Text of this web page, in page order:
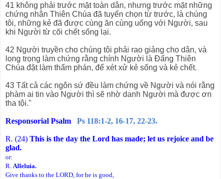
41 không phải trước mặt toàn dân, nhưng trước mặt những
chứng nhân Thiên Chúa đã tuyển chọn từ trước, là chúng
tôi, những kẻ đã được cùng ăn cùng uống với Người, sau
khi Người từ cõi chết sống lại.
42 Người truyền cho chúng tôi phải rao giảng cho dân, và
long trọng làm chứng rằng chính Người là Đấng Thiên
Chúa đặt làm thẩm phán, để xét xử kẻ sống và kẻ chết.
43 Tất cả các ngôn sứ đều làm chứng về Người và nói rằng
phàm ai tin vào Người thì sẽ nhờ danh Người mà được ơn
tha tội."
Responsorial Psalm Ps 118:1-2, 16-17, 22-23.
R. (24) This is the day the Lord has made; let us rejoice and be
glad.
or:
R. Alleluia.
Give thanks to the LORD, for he is good,